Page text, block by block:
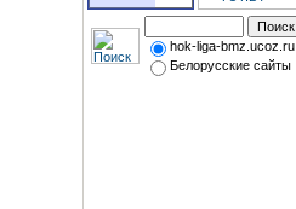
hok-liga-bmz.ucoz.ru
Белорусские сайты